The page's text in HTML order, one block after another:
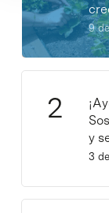
9
y
3